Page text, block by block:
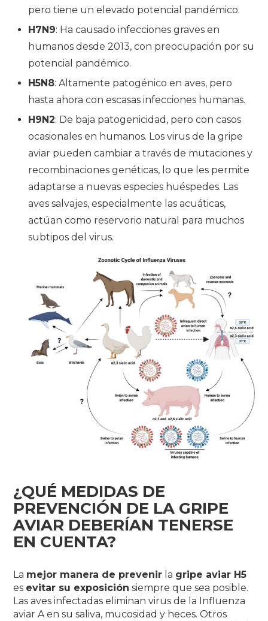
pero tiene un elevado potencial pandémico.
H7N9: Ha causado infecciones graves en
humanos desde 2013, con preocupación por su
potencial pandémico.
H5N8: Altamente patogénico en aves, pero
hasta ahora con escasas infecciones humanas.
H9N2: De baja patogenicidad, pero con casos
ocasionales en humanos. Los virus de la gripe
aviar pueden cambiar a través de mutaciones y
recombinaciones genéticas, lo que les permite
adaptarse a nuevas especies huéspedes. Las
aves salvajes, especialmente las acuáticas,
actúan como reservorio natural para muchos
subtipos del virus.
¿QUÉ MEDIDAS DE
PREVENCIÓN DE LA GRIPE
AVIAR DEBERÍAN TENERSE
EN CUENTA?
La mejor manera de prevenir la gripe aviar H5
es evitar su exposición siempre que sea posible.
Las aves infectadas eliminan virus de la Influenza
aviar A en su saliva, mucosidad y heces. Otros